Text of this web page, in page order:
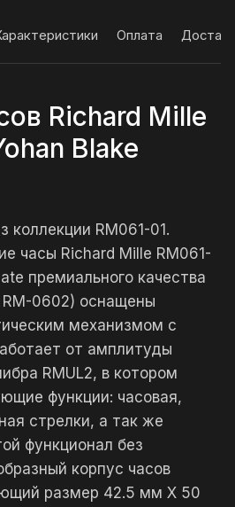
Оплата
Richard Mille
Blake
коллекции RM061-01.
часы Richard Mille RM061-
премиального качества
RM-0602) оснащены
механизмом с
от амплитуды
RMUL2, в котором
функции: часовая,
стрелки, а так же
функционал без
корпус часов
размер 42.5 мм X 50